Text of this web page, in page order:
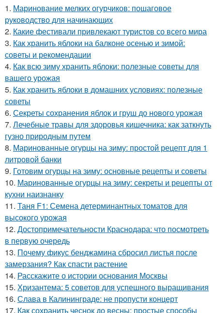
1. Маринование мелких огурчиков: пошаговое
руководство для начинающих
2. Какие фестивали привлекают туристов со всего мира
3. Как хранить яблоки на балконе осенью и зимой:
советы и рекомендации
4. Как всю зиму хранить яблоки: полезные советы для
вашего урожая
5. Как хранить яблоки в домашних условиях: полезные
советы
6. Секреты сохранения яблок и груш до нового урожая
7. Лечебные травы для здоровья кишечника: как заткнуть
гузно природным путем
8. Маринованные огурцы на зиму: простой рецепт для 1
литровой банки
9. Готовим огурцы на зиму: основные рецепты и советы
10. Маринованные огурцы на зиму: секреты и рецепты от
кухни наизнанку
11. Таня F1: Семена детерминантных томатов для
высокого урожая
12. Достопримечательности Краснодара: что посмотреть
в первую очередь
13. Почему фикус бенджамина сбросил листья после
замерзания? Как спасти растение
14. Расскажите о истории основания Москвы
15. Хризантема: 5 советов для успешного выращивания
16. Слава в Калининграде: не пропусти концерт
17. Как сохранить чеснок до весны: простые способы